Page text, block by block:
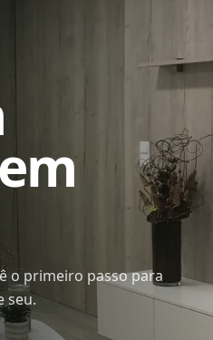
o primeiro passo para
seu.